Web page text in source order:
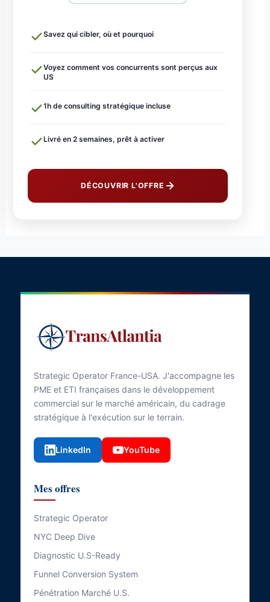
Savez qui cibler, où et pourquoi
Voyez comment vos concurrents sont perçus aux
US
1h de consulting stratégique incluse
Livré en 2 semaines, prêt à activer
DÉCOUVRIR L'OFFRE
Strategic Operator France-USA. J'accompagne les
PME et ETI françaises dans le développement
commercial sur le marché américain, du cadrage
stratégique à l'exécution sur le terrain.
LinkedIn YouTube
Mes offres
Strategic Operator
NYC Deep Dive
Diagnostic U.S-Ready
Funnel Conversion System
Pénétration Marché U.S.